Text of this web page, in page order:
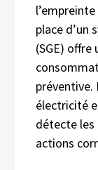
place d’un
(SGE) offre
préventive.
électricité
détecte les
actions